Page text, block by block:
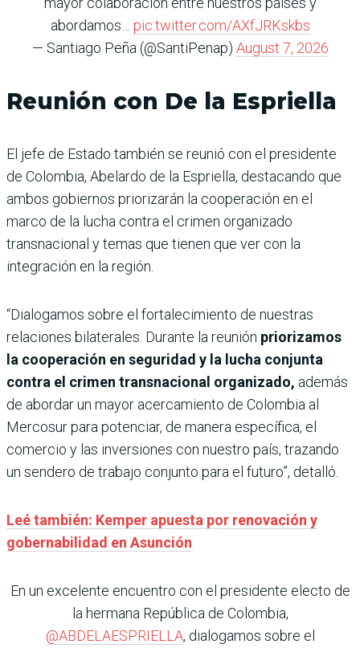
abordamos… pic.twitter.com/AXfJRKskbs
— Santiago Peña (@SantiPenap) August 7, 2026
Reunión con De la Espriella
El jefe de Estado también se reunió con el presidente
de Colombia, Abelardo de la Espriella, destacando que
ambos gobiernos priorizarán la cooperación en el
marco de la lucha contra el crimen organizado
transnacional y temas que tienen que ver con la
integración en la región.
“Dialogamos sobre el fortalecimiento de nuestras
relaciones bilaterales. Durante la reunión priorizamos
la cooperación en seguridad y la lucha conjunta
contra el crimen transnacional organizado, además
de abordar un mayor acercamiento de Colombia al
Mercosur para potenciar, de manera específica, el
comercio y las inversiones con nuestro país, trazando
un sendero de trabajo conjunto para el futuro”, detalló.
Leé también: Kemper apuesta por renovación y
gobernabilidad en Asunción
En un excelente encuentro con el presidente electo de
la hermana República de Colombia,
@ABDELAESPRIELLA, dialogamos sobre el